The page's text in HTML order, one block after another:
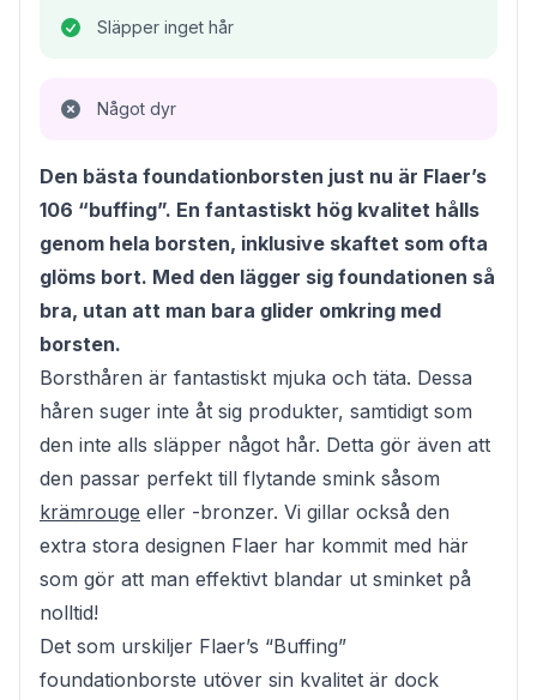
Släpper inget hår
Något dyr
Den bästa foundationborsten just nu är Flaer’s
106 “buffing”. En fantastiskt hög kvalitet hålls
genom hela borsten, inklusive skaftet som ofta
glöms bort. Med den lägger sig foundationen så
bra, utan att man bara glider omkring med
borsten.
Borsthåren är fantastiskt mjuka och täta. Dessa
håren suger inte åt sig produkter, samtidigt som
den inte alls släpper något hår. Detta gör även att
den passar perfekt till flytande smink såsom
krämrouge eller -bronzer. Vi gillar också den
extra stora designen Flaer har kommit med här
som gör att man effektivt blandar ut sminket på
nolltid!
Det som urskiljer Flaer’s “Buffing”
foundationborste utöver sin kvalitet är dock